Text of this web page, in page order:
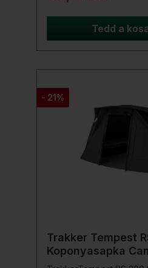
érdekében.A MKII
frissített terpeszblokkot
kompatibilis az eredeti
mind az régebbi, mind
részletei: 1,2 m előtető a további helyért és
Bivvy-hez Négyzet alakú
optimális belső térért
illeszkedik a Quick-Up
Egyszerűen telepíthető
frissítést a Quick-Up
rögzítéshez 4 tépőzár a
lehorgonyzó kötelek
táska A mellékelt
illeszkedik az eredeti
Tedd a
- 21%
Trakker Tempest
Koponyasapka